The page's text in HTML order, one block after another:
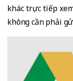
khác trực tiếp
không cần phải